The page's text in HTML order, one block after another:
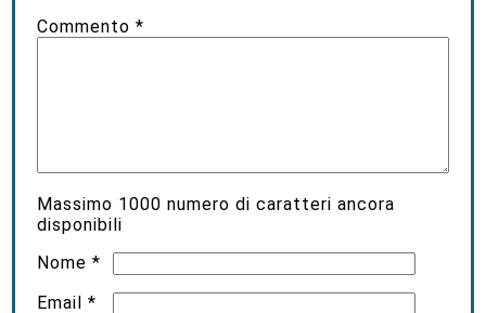
Commento*
Massimo 1000 numero di caratteri ancora
disponibili
Nome*
Email*